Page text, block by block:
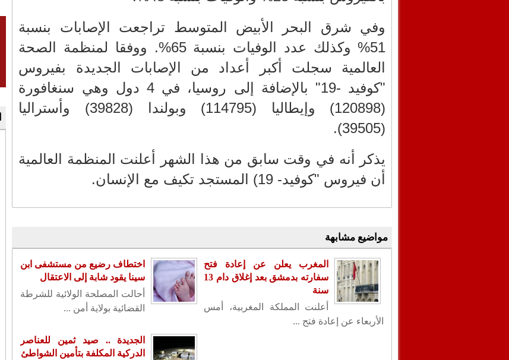
وفي شرق البحر الأبيض المتوسط تراجعت الإصابات بنسبة
51% وكذلك عدد الوفيات بنسبة 65%. ووفقا لمنظمة الصحة
العالمية سجلت أكبر أعداد من الإصابات الجديدة بفيروس
"كوفيد -19" بالإضافة إلى روسيا، في 4 دول وهي سنغافورة
(120898) وإيطاليا (114795) وبولندا (39828) وأستراليا
(39505).
يذكر أنه في وقت سابق من هذا الشهر أعلنت المنظمة العالمية
أن فيروس "كوفيد- 19) المستجد تكيف مع الإنسان.
مواضيع مشابهة
المغرب يعلن عن إعادة فتح
سفارته بدمشق بعد إغلاق دام 13
سنة
أعلنت المملكة المغربية، أمس
الأربعاء عن إعادة فتح ...
اختطاف رضيع من مستشفى ابن
سينا يقود شابة إلى الاعتقال
أحالت المصلحة الولائية للشرطة
القضائية بولاية أمن ...
الجديدة .. صيد ثمين للعناصر
الدركية المكلفة بتأمين الشواطئ